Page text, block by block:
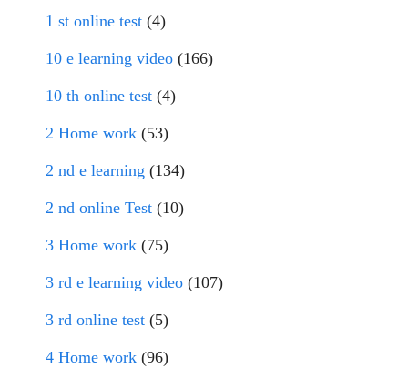
1 st online test (4)
10 e learning video (166)
10 th online test (4)
2 Home work (53)
2 nd e learning (134)
2 nd online Test (10)
3 Home work (75)
3 rd e learning video (107)
3 rd online test (5)
4 Home work (96)